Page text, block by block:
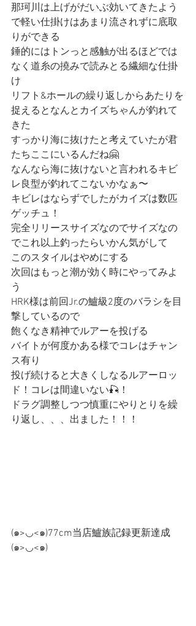
那珂川は上げがだいぶ効いてきたよう
で軽い仕掛けはあまり流されずに底取
りができる
錘的にはトンっと感触が出るほどでは
なく道糸の撓みで読みとる繊細な仕掛
け
リフト&ホールの繰り返しからあたりを
捉えるとなんとカイズちゃんが釣れて
きた
すっかり海に抜けたと考えていたが君
たちここにいるんだね🤗
なんなら海に抜けないと言われるキビ
レ良型が釣れてこないかなぁ〜
キビレはならずでしたがカイズは数匹
ゲッチュ！
完全リリースサイズなのでサイズなの
でこれ以上釣ったらいかん気がして
このスタイルはやめにする
次回はもっと潮が効く時にやってみよ
う
HRK様は前回Jr.の鱸級2度のバラシを目
撃しているので
飽くなき精神でルアーを投げる
バイトが何度かある様でコレはチャン
ス有り
投げ続けると大きくしなるルアーロッ
ド！コレは間違いない🎣！
ドラグ調整しつつ慎重にやりとりを繰
り返し、、、出ました！！！
(๑>◡<๑)77cm当店鱸族記録更新達成
(๑>◡<๑)